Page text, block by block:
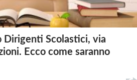
Dirigenti Scolastici, via
Ecco come saranno